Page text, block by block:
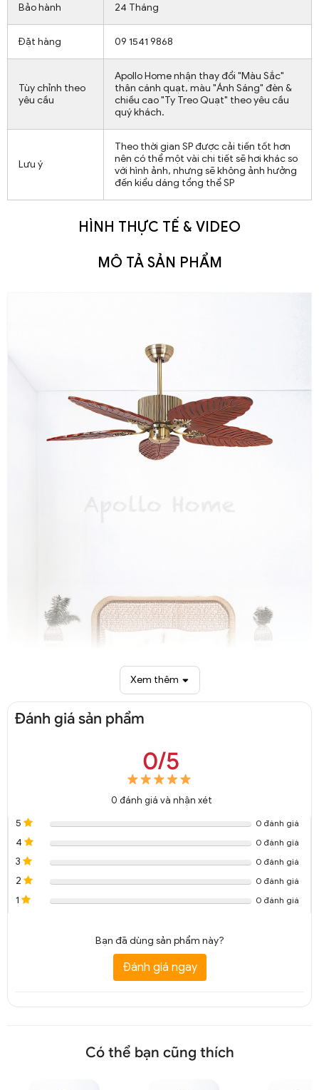
Bảo hành 24 Tháng
Đặt hàng 09 1541 9868
Tùy chỉnh theo
yêu cầu
Apollo Home nhận thay đổi "Màu Sắc"
thân cánh quạt, màu "Ánh Sáng" đèn &
chiều cao "Ty Treo Quạt" theo yêu cầu
quý khách.
Lưu ý
Theo thời gian SP được cải tiến tốt hơn
nên có thể một vài chi tiết sẽ hơi khác so
với hình ảnh, nhưng sẽ không ảnh hưởng
đến kiểu dáng tổng thể SP
HÌNH THỰC TẾ & VIDEO
MÔ TẢ SẢN PHẨM
Quạt trần không đèn cổ điển cánh lá trang trí QTT 6664A
Xem thêm
Đánh giá sản phẩm
0/5
0 đánh giá và nhận xét
5
0 đánh giá
4 0 đánh giá
3 0 đánh giá
2 0 đánh giá
1 0 đánh giá
Bạn đã dùng sản phẩm này?
Đánh giá ngay
Có thể bạn cũng thích